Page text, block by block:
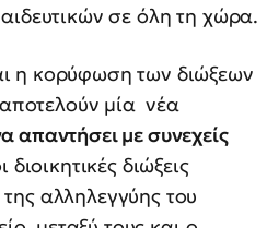
σε όλη τη χώρα.
η κορύφωση των διώξεων
μία νέα
απαντήσει με συνεχείς
διώξεις
αλληλεγγύης του